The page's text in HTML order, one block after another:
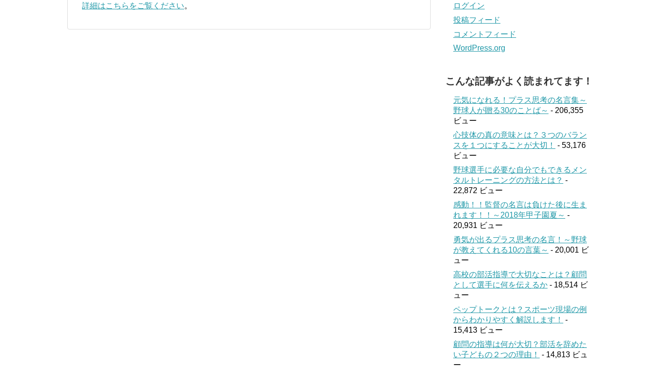
詳細はこちらをご覧ください。
ログイン
投稿フィード
コメントフィード
WordPress.org
こんな記事がよく読まれてます！
元気になれる！プラス思考の名言集～
野球人が贈る30のことば～ - 206,355
ビュー
心技体の真の意味とは？３つのバラン
スを１つにすることが大切！
- 53,176
ビュー
野球選手に必要な自分でもできるメン
タルトレーニングの方法とは？ -
22,872 ビュー
感動！！監督の名言は負けた後に生ま
れます！！～2018年甲子園夏～ -
20,931 ビュー
勇気が出るプラス思考の名言！～野球
が教えてくれる10の言葉～ - 20,001 ビ
ュー
高校の部活指導で大切なことは？顧問
として選手に何を伝えるか - 18,514 ビ
ュー
ペップトークとは？スポーツ現場の例
からわかりやすく解説します！
-
15,413 ビュー
顧問の指導は何が大切？部活を辞めた
い子どもの２つの理由！
- 14,813 ビュ
ー